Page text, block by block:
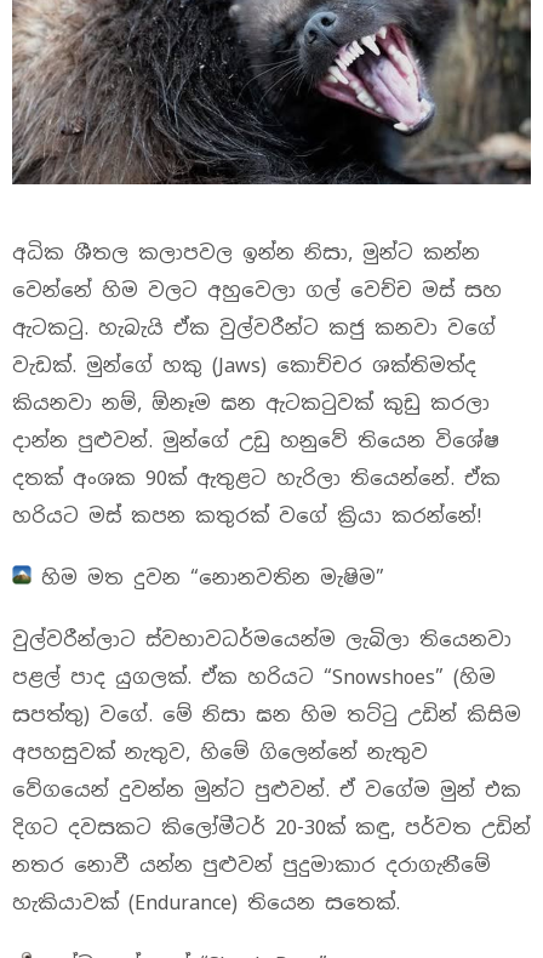
අධික ශීතල කලාපවල ඉන්න නිසා, මුන්ට කන්න
වෙන්නේ හිම වලට අහුවෙලා ගල් වෙච්ච මස් සහ
ඇටකටු. හැබැයි ඒක වුල්වරීන්ට කජු කනවා වගේ
වැඩක්. මුන්ගේ හකු (Jaws) කොච්චර ශක්තිමත්ද
කියනවා නම්, ඕනෑම ඝන ඇටකටුවක් කුඩු කරලා
දාන්න පුළුවන්. මුන්ගේ උඩු හනුවේ තියෙන විශේෂ
දතක් අංශක 90ක් ඇතුළට හැරිලා තියෙන්නේ. ඒක
හරියට මස් කපන කතුරක් වගේ ක්‍රියා කරන්නේ!
හිම මත දුවන “නොනවතින මැෂිම”
වුල්වරීන්ලාට ස්වභාවධර්මයෙන්ම ලැබිලා තියෙනවා
පළල් පාද යුගලක්. ඒක හරියට “Snowshoes” (හිම
සපත්තු) වගේ. මේ නිසා ඝන හිම තට්ටු උඩින් කිසිම
අපහසුවක් නැතුව, හිමේ ගිලෙන්නේ නැතුව
වේගයෙන් දුවන්න මුන්ට පුළුවන්. ඒ වගේම මුන් එක
දිගට දවසකට කිලෝමීටර් 20-30ක් කඳු, පර්වත උඩින්
නතර නොවී යන්න පුළුවන් පුදුමාකාර දරාගැනීමේ
හැකියාවක් (Endurance) තියෙන සතෙක්.